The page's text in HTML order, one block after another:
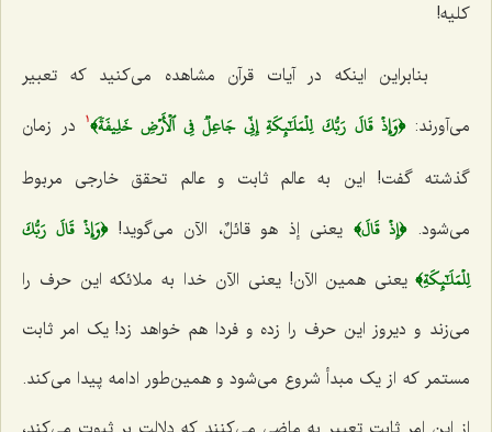
کلیه!
بنابراین اینکه در آیات قرآن مشاهده می‌کنید که تعبیر
می‌آورند:﴿وَإِذۡ قَالَ رَبُّكَ لِلۡمَلَٰٓئِكَةِ إِنِّي جَاعِلٞ فِي ٱلۡأَرۡضِ خَلِيفَةٗ﴾1
در زمان
گذشته گفت! این به عالم ثابت و عالم تحقق خارجی مربوط
می‌شود.﴿إِذۡ قَالَ﴾ یعنیإذ هو قائلٌ، الآن می‌گوید!﴿وَإِذۡ قَالَ رَبُّكَ
لِلۡمَلَٰٓئِكَةِ﴾ یعنی همین الآن! یعنی الآن خدا به ملائکه این حرف را
می‌زند و دیروز این حرف را زده و فردا هم خواهد زد! یک امر ثابت
مستمر که از یک مبدأ شروع می‌شود و همین‌طور ادامه پیدا می‌کند.